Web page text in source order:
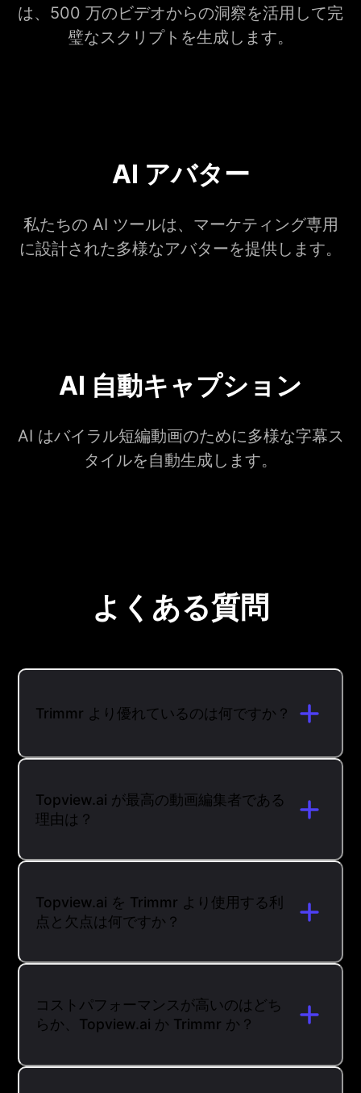
は、500 万のビデオからの洞察を活用して完
璧なスクリプトを生成します。
AI アバター
私たちの AI ツールは、マーケティング専用
に設計された多様なアバターを提供します。
AI 自動キャプション
AI はバイラル短編動画のために多様な字幕ス
タイルを自動生成します。
よくある質問
Trimmr より優れているのは何ですか？
Topview.ai が最高の動画編集者である
理由は？
Topview.ai を Trimmr より使用する利
点と欠点は何ですか？
コストパフォーマンスが高いのはどち
らか、Topview.ai か Trimmr か？